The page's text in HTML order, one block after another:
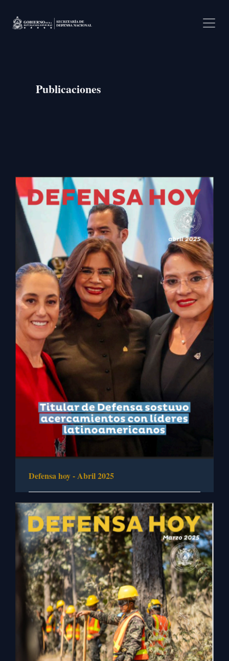
Publicaciones
Defensa hoy - Abril 2025